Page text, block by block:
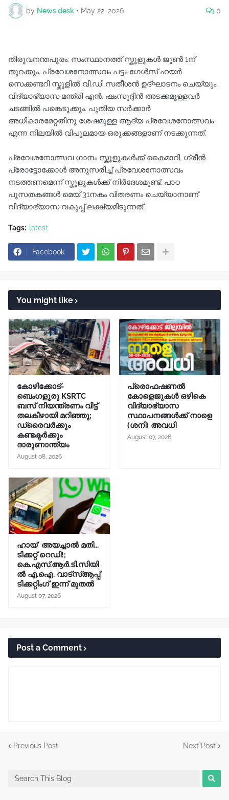
by News desk • May 22, 2026 0
തിരുവനന്തപുരം: സംസ്ഥാനത്ത് സ്കൂളുകൾ ജൂൺ 1ന്
തുറക്കും. പ്രവേശനോത്സവം പട്ടം ഗേൾസ് ഹയർ
സെക്കണ്ടറി സ്കൂളിൽ വി.ഡി സതീശൻ ഉദ്ഘാടനം ചെയ്യും.
വിദ്യാഭ്യാസ മന്ത്രി എൻ. ഷംസുദ്ദീൻ അടക്കമുള്ളവർ
ചടങ്ങിൽ പങ്കെടുക്കും. പുതിയ സർക്കാർ
അധികാരമേറ്റതിനു ശേഷമുള്ള ആദ്യ പ്രവേശനോത്സവം
എന്ന നിലയിൽ വിപുലമായ ഒരുക്കങ്ങളാണ് നടക്കുന്നത്.
പ്രവേശനോത്സവ ഗാനം സ്കൂളുകൾക്ക് കൈമാറി. ഗ്രീൻ
പ്രോട്ടോക്കോൾ അനുസരിച്ച് പ്രവേശനോത്സവം
നടത്തണമെന്ന് സ്കൂളുകൾക്ക് നിർദേശമുണ്ട്. പാഠ
പുസതകങ്ങൾ മെയ് 31നകം വിതരണം ചെയ്യാനാണ്
വിദ്യാഭ്യാസ വകുപ്പ് ലക്ഷ്യമിടുന്നത്.
Tags: latest
Facebook
You might like
കോഴിക്കോട്-
ബെംഗളൂരു KSRTC
ബസ് നിയന്ത്രണം വിട്ട്
തലകീഴായി മറിഞ്ഞു;
ഡ്രൈവർക്കും
കണ്ടക്ടർക്കും
ദാരുണാന്ത്യം
August 08, 2026
പ്രൊഫഷണൽ
കോളെജുകൾ ഒഴികെ
വിദ്യാഭ്യാസ
സ്ഥാപനങ്ങൾക്ക് നാളെ
(ശനി) അവധി
August 07, 2026
ഹായ്' അയച്ചാല്‍ മതി...
ടിക്കറ്റ് റെഡി!;
കെ.എസ്.ആര്‍.ടി.സിയി
ല്‍ എ.ഐ. വാട്സ്ആപ്പ്
ടിക്കറ്റിംഗ് ഇന്ന് മുതല്‍
August 07, 2026
Post a Comment
Previous Post Next Post